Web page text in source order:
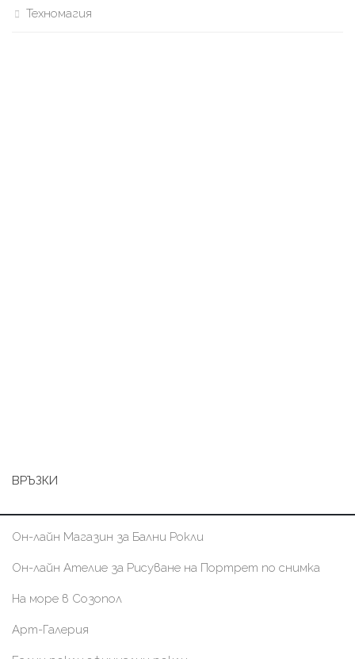
Техномагия
ВРЪЗКИ
Он-лайн Магазин за Бални Рокли
Он-лайн Ателие за Рисуване на Портрет по снимка
На море в Созопол
Арт-Галерия